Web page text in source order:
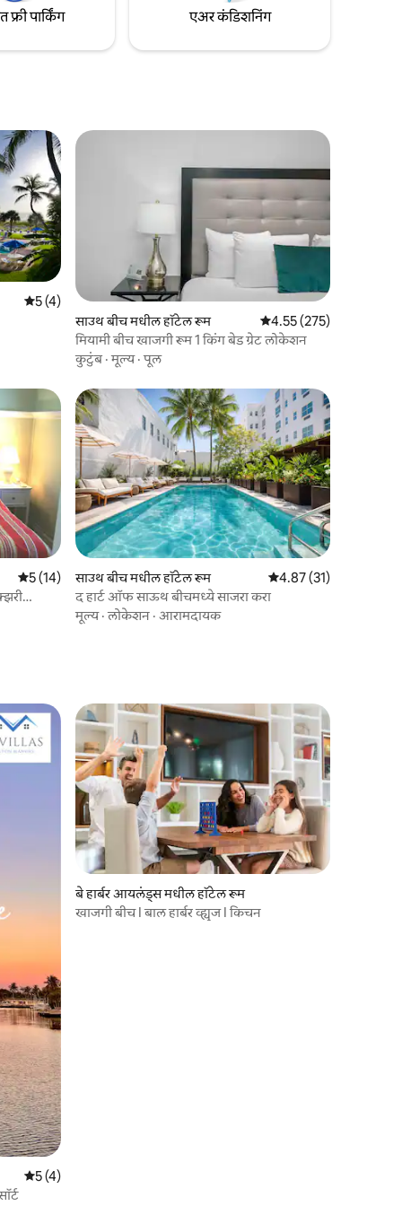
फ्री पार्किंग एअर कंडिशनिंग
5 पैकी 5 सरासरी रेटिंग, 4 रिव्ह्यूज
5 (4)
साउथ बीच मधील हॉटेल रूम 5 पैकी 4.55 सरासरी रेटिंग,
4.55 (275)
मियामी बीच खाजगी रूम 1 किंग बेड ग्रेट लोकेशन
कुटुंब·मूल्य·पूल
5 पैकी 5 सरासरी रेटिंग, 14 रिव्ह्यूज
5 (14)
साउथ बीच मधील हॉटेल रूम 5 पैकी 4.87 सरासरी रेटिंग,
4.87 (31)
द हार्ट ऑफ साऊथ बीचमध्ये साजरा करा
मूल्य·लोकेशन · आरामदायक
5 पैकी 5 सरासरी रेटिंग, 4 रिव्ह्यूज
5 (4)
बे हार्बर आयलंड्स मधील हॉटेल रूम
खाजगी बीच I बाल हार्बर व्ह्यूज I किचन